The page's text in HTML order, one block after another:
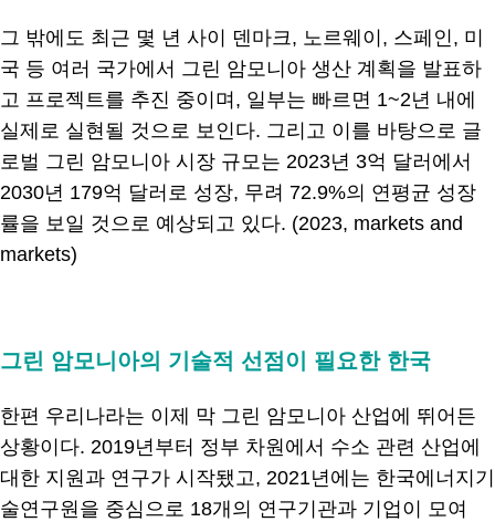
그 밖에도 최근 몇 년 사이 덴마크, 노르웨이, 스페인, 미
국 등 여러 국가에서 그린 암모니아 생산 계획을 발표하
고 프로젝트를 추진 중이며, 일부는 빠르면 1~2년 내에
실제로 실현될 것으로 보인다. 그리고 이를 바탕으로 글
로벌 그린 암모니아 시장 규모는 2023년 3억 달러에서
2030년 179억 달러로 성장, 무려 72.9%의 연평균 성장
률을 보일 것으로 예상되고 있다. (2023, markets and
markets)
그린 암모니아의 기술적 선점이 필요한 한국
한편 우리나라는 이제 막 그린 암모니아 산업에 뛰어든
상황이다. 2019년부터 정부 차원에서 수소 관련 산업에
대한 지원과 연구가 시작됐고, 2021년에는 한국에너지기
술연구원을 중심으로 18개의 연구기관과 기업이 모여